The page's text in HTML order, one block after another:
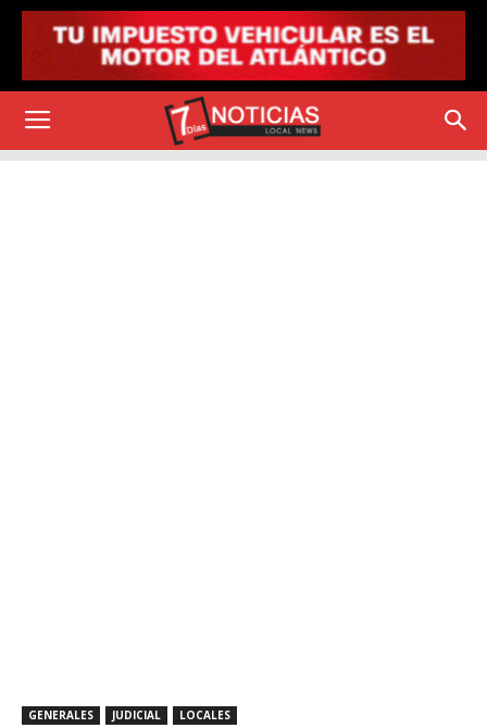
GENERALES JUDICIAL LOCALES